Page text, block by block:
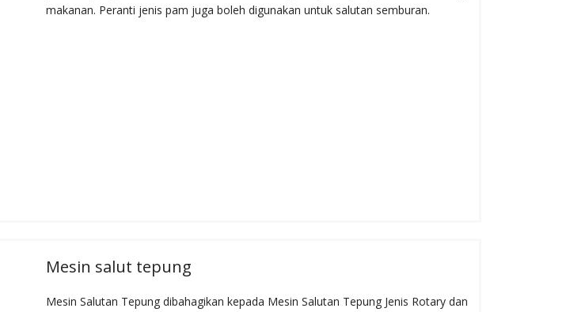
makanan. Peranti jenis pam juga boleh digunakan untuk salutan semburan.
Mesin salut tepung
Mesin Salutan Tepung dibahagikan kepada Mesin Salutan Tepung Jenis Rotary dan